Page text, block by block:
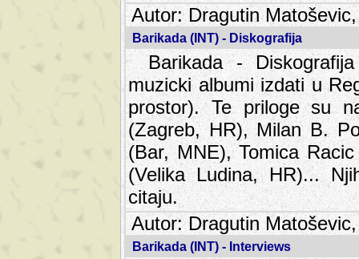
Autor: Dragutin
Barikada (INT) - Diskografija
Barikada -
muzicki albumi izdati u
prostor). Te priloge su
(Zagreb, HR), Milan B.
(Bar, MNE), Tomica
(Velika Ludina, HR)...
citaju.
Autor: Dragutin
Barikada (INT) - Interviews